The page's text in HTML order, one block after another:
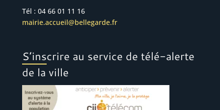
Tél : 04 66 01 11 16
mairie.accueil@bellegarde.fr
S’inscrire au service de télé-alerte
de la ville